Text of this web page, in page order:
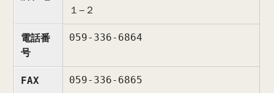
１−２
電話番
号
059-336-6864
FAX 059-336-6865